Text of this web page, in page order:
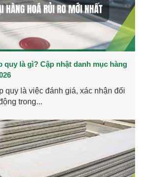
quy là gì? Cập nhật danh mục hàng
quy là việc đánh giá, xác nhận đối
trong...